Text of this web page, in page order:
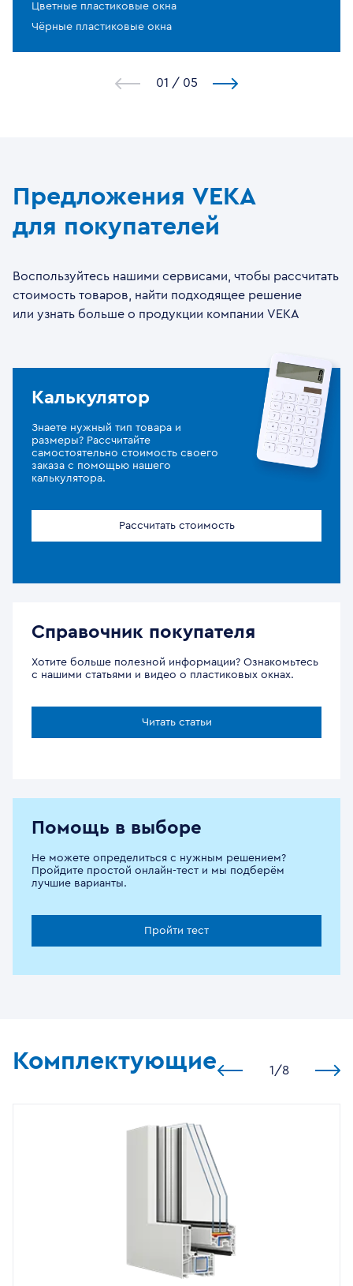
Цветные пластиковые окна
Чёрные пластиковые окна
1 / 5
Предложения VEKA
для покупателей
Воспользуйтесь нашими сервисами, чтобы рассчитать
стоимость товаров, найти подходящее решение
или узнать больше о продукции компании VEKA
Калькулятор
Знаете нужный тип товара и
размеры? Рассчитайте
самостоятельно стоимость своего
заказа с помощью нашего
калькулятора.
Рассчитать стоимость
Справочник покупателя
Хотите больше полезной информации? Ознакомьтесь
с нашими статьями и видео о пластиковых окнах.
Читать статьи
Помощь в выборе
Не можете определиться с нужным решением?
Пройдите простой онлайн-тест и мы подберём
лучшие варианты.
Пройти тест
Комплектующие 1 /8